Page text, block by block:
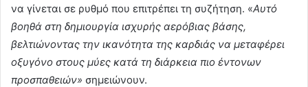
να γίνεται σε ρυθμό που επιτρέπει τη συζήτηση. «Αυτό
βοηθά στη δημιουργία ισχυρής αερόβιας βάσης,
βελτιώνοντας την ικανότητα της καρδιάς να μεταφέρει
οξυγόνο στους μύες κατά τη διάρκεια πιο έντονων
προσπαθειών» σημειώνουν.